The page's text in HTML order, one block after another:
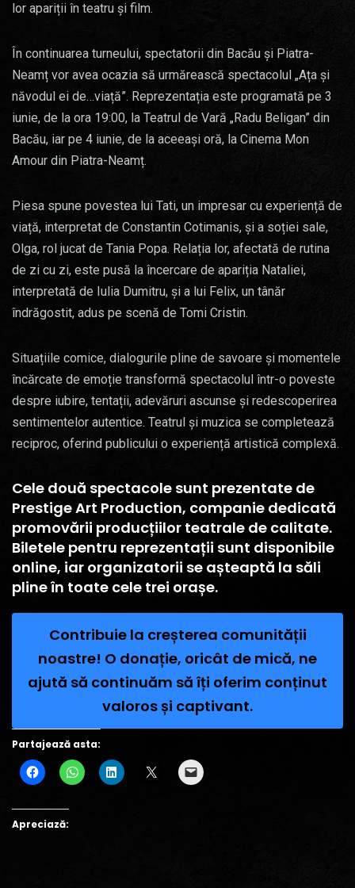
lor apariții în teatru și film.
În continuarea turneului, spectatorii din Bacău și Piatra-
Neamț vor avea ocazia să urmărească spectacolul „Ața și
năvodul ei de…viață”. Reprezentația este programată pe 3
iunie, de la ora 19:00, la Teatrul de Vară „Radu Beligan” din
Bacău, iar pe 4 iunie, de la aceeași oră, la Cinema Mon
Amour din Piatra-Neamț.
Piesa spune povestea lui Tati, un impresar cu experiență de
viață, interpretat de Constantin Cotimanis, și a soției sale,
Olga, rol jucat de Tania Popa. Relația lor, afectată de rutina
de zi cu zi, este pusă la încercare de apariția Nataliei,
interpretată de Iulia Dumitru, și a lui Felix, un tânăr
îndrăgostit, adus pe scenă de Tomi Cristin.
Situațiile comice, dialogurile pline de savoare și momentele
încărcate de emoție transformă spectacolul într-o poveste
despre iubire, tentații, adevăruri ascunse și redescoperirea
sentimentelor autentice. Teatrul și muzica se completează
reciproc, oferind publicului o experiență artistică complexă.
Cele două spectacole sunt prezentate de
Prestige Art Production, companie dedicată
promovării producțiilor teatrale de calitate.
Biletele pentru reprezentații sunt disponibile
online, iar organizatorii se așteaptă la săli
pline în toate cele trei orașe.
Contribuie la creșterea comunității
noastre! O donație, oricât de mică, ne
ajută să continuăm să îți oferim conținut
valoros și captivant.
Partajează asta:
Apreciază: